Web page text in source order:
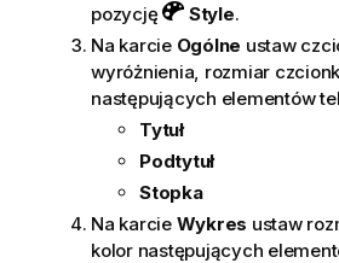
pozycję
Style.
Na karcie Ogólne ustaw
wyróżnienia, rozmiar
następujących elementów
Tytuł
Podtytuł
Stopka
Na karcie Wykres ustaw
kolor następujących